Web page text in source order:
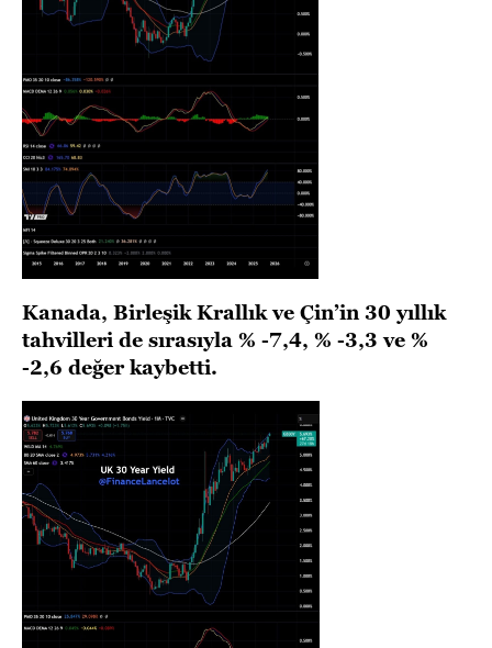
Kanada, Birleşik Krallık ve Çin’in 30 yıllık
tahvilleri de sırasıyla % -7,4, % -3,3 ve %
-2,6 değer kaybetti.